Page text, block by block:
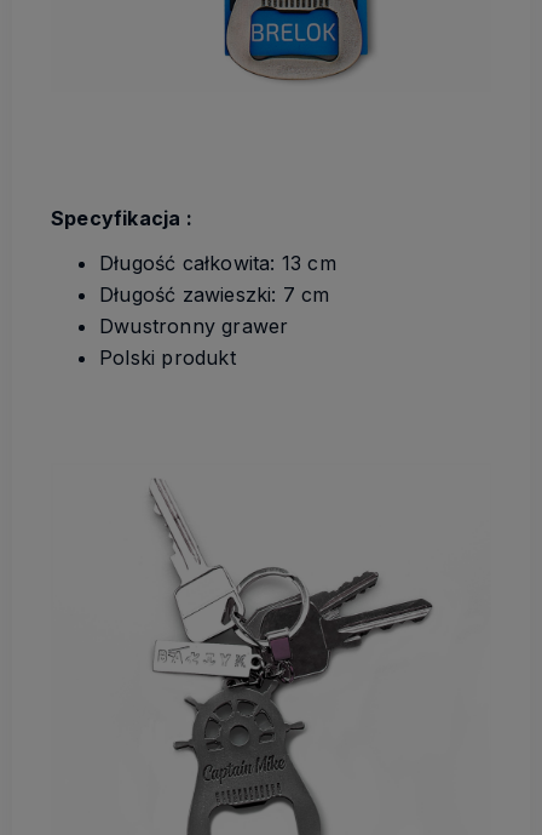
Specyfikacja :
Długość całkowita: 13 cm
Długość zawieszki: 7 cm
Dwustronny grawer
Polski produkt